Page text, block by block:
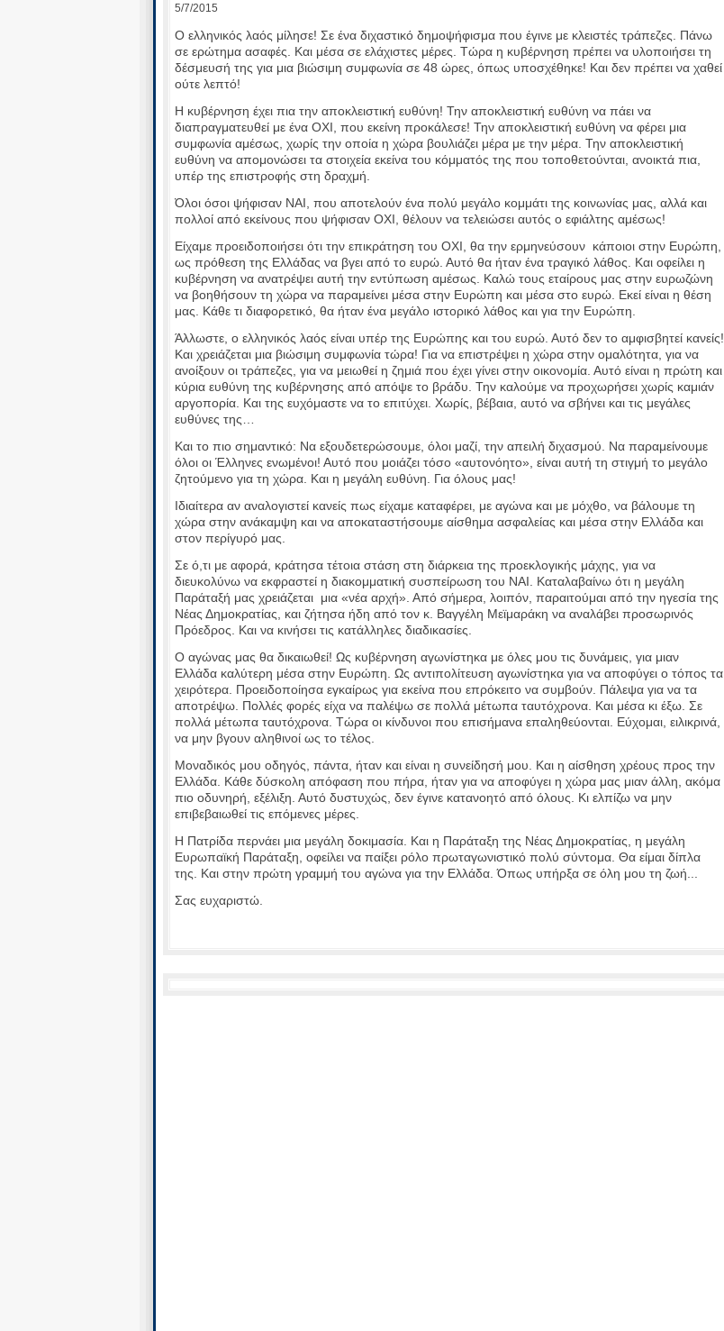
5/7/2015
Ο ελληνικός λαός μίλησε! Σε ένα διχαστικό δημοψήφισμα που έγινε με κλειστές τράπεζες. Πάνω
σε ερώτημα ασαφές. Και μέσα σε ελάχιστες μέρες. Τώρα η κυβέρνηση πρέπει να υλοποιήσει τη
δέσμευσή της για μια βιώσιμη συμφωνία σε 48 ώρες, όπως υποσχέθηκε! Και δεν πρέπει να χαθεί
ούτε λεπτό!
Η κυβέρνηση έχει πια την αποκλειστική ευθύνη! Την αποκλειστική ευθύνη να πάει να
διαπραγματευθεί με ένα ΟΧΙ, που εκείνη προκάλεσε! Την αποκλειστική ευθύνη να φέρει μια
συμφωνία αμέσως, χωρίς την οποία η χώρα βουλιάζει μέρα με την μέρα. Την αποκλειστική
ευθύνη να απομονώσει τα στοιχεία εκείνα του κόμματός της που τοποθετούνται, ανοικτά πια,
υπέρ της επιστροφής στη δραχμή.
Όλοι όσοι ψήφισαν ΝΑΙ, που αποτελούν ένα πολύ μεγάλο κομμάτι της κοινωνίας μας, αλλά και
πολλοί από εκείνους που ψήφισαν ΟΧΙ, θέλουν να τελειώσει αυτός ο εφιάλτης αμέσως!
Είχαμε προειδοποιήσει ότι την επικράτηση του ΟΧΙ, θα την ερμηνεύσουν κάποιοι στην Ευρώπη,
ως πρόθεση της Ελλάδας να βγει από το ευρώ. Αυτό θα ήταν ένα τραγικό λάθος. Και οφείλει η
κυβέρνηση να ανατρέψει αυτή την εντύπωση αμέσως. Καλώ τους εταίρους μας στην ευρωζώνη
να βοηθήσουν τη χώρα να παραμείνει μέσα στην Ευρώπη και μέσα στο ευρώ. Εκεί είναι η θέση
μας. Κάθε τι διαφορετικό, θα ήταν ένα μεγάλο ιστορικό λάθος και για την Ευρώπη.
Άλλωστε, ο ελληνικός λαός είναι υπέρ της Ευρώπης και του ευρώ. Αυτό δεν το αμφισβητεί κανείς!
Και χρειάζεται μια βιώσιμη συμφωνία τώρα! Για να επιστρέψει η χώρα στην ομαλότητα, για να
ανοίξουν οι τράπεζες, για να μειωθεί η ζημιά που έχει γίνει στην οικονομία. Αυτό είναι η πρώτη και
κύρια ευθύνη της κυβέρνησης από απόψε το βράδυ. Την καλούμε να προχωρήσει χωρίς καμιάν
αργοπορία. Και της ευχόμαστε να το επιτύχει. Χωρίς, βέβαια, αυτό να σβήνει και τις μεγάλες
ευθύνες της…
Και το πιο σημαντικό: Να εξουδετερώσουμε, όλοι μαζί, την απειλή διχασμού. Να παραμείνουμε
όλοι οι Έλληνες ενωμένοι! Αυτό που μοιάζει τόσο «αυτονόητο», είναι αυτή τη στιγμή το μεγάλο
ζητούμενο για τη χώρα. Και η μεγάλη ευθύνη. Για όλους μας!
Ιδιαίτερα αν αναλογιστεί κανείς πως είχαμε καταφέρει, με αγώνα και με μόχθο, να βάλουμε τη
χώρα στην ανάκαμψη και να αποκαταστήσουμε αίσθημα ασφαλείας και μέσα στην Ελλάδα και
στον περίγυρό μας.
Σε ό,τι με αφορά, κράτησα τέτοια στάση στη διάρκεια της προεκλογικής μάχης, για να
διευκολύνω να εκφραστεί η διακομματική συσπείρωση του ΝΑΙ. Καταλαβαίνω ότι η μεγάλη
Παράταξή μας χρειάζεται μια «νέα αρχή». Από σήμερα, λοιπόν, παραιτούμαι από την ηγεσία της
Νέας Δημοκρατίας, και ζήτησα ήδη από τον κ. Βαγγέλη Μεϊμαράκη να αναλάβει προσωρινός
Πρόεδρος. Και να κινήσει τις κατάλληλες διαδικασίες.
Ο αγώνας μας θα δικαιωθεί! Ως κυβέρνηση αγωνίστηκα με όλες μου τις δυνάμεις, για μιαν
Ελλάδα καλύτερη μέσα στην Ευρώπη. Ως αντιπολίτευση αγωνίστηκα για να αποφύγει ο τόπος τα
χειρότερα. Προειδοποίησα εγκαίρως για εκείνα που επρόκειτο να συμβούν. Πάλεψα για να τα
αποτρέψω. Πολλές φορές είχα να παλέψω σε πολλά μέτωπα ταυτόχρονα. Και μέσα κι έξω. Σε
πολλά μέτωπα ταυτόχρονα. Τώρα οι κίνδυνοι που επισήμανα επαληθεύονται. Εύχομαι, ειλικρινά,
να μην βγουν αληθινοί ως το τέλος.
Μοναδικός μου οδηγός, πάντα, ήταν και είναι η συνείδησή μου. Και η αίσθηση χρέους προς την
Ελλάδα. Κάθε δύσκολη απόφαση που πήρα, ήταν για να αποφύγει η χώρα μας μιαν άλλη, ακόμα
πιο οδυνηρή, εξέλιξη. Αυτό δυστυχώς, δεν έγινε κατανοητό από όλους. Κι ελπίζω να μην
επιβεβαιωθεί τις επόμενες μέρες.
Η Πατρίδα περνάει μια μεγάλη δοκιμασία. Και η Παράταξη της Νέας Δημοκρατίας, η μεγάλη
Ευρωπαϊκή Παράταξη, οφείλει να παίξει ρόλο πρωταγωνιστικό πολύ σύντομα. Θα είμαι δίπλα
της. Και στην πρώτη γραμμή του αγώνα για την Ελλάδα. Όπως υπήρξα σε όλη μου τη ζωή...
Σας ευχαριστώ.